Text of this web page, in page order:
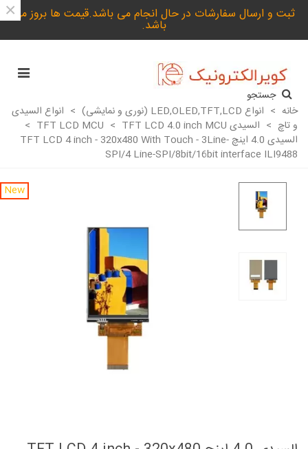
ثبت و ارسال سفارشات در حال انجام می باشد.قیمت ها بروز می
باشد.
×
جستجو
خانه > انواع LED,OLED,TFT,LCD (نوری و نمایشی) > انواع السیدی
و تاچ > السیدی TFT LCD MCU > TFT LCD 4.0 inch MCU
>
السیدی 4.0 اینچ TFT LCD 4 inch - 320x480 With Touch - 3Line-
SPI/4 Line-SPI/8bit/16bit interface ILI9488
New